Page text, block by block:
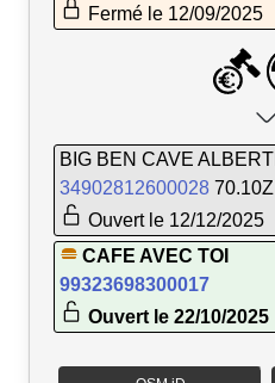
Fermé le 12/09/2025
BIG BEN CAVE ALBERTI
34902812600028 70.10Z
Ouvert le 12/12/2025
CAFE AVEC TOI
99323698300017
Ouvert le 22/10/2025